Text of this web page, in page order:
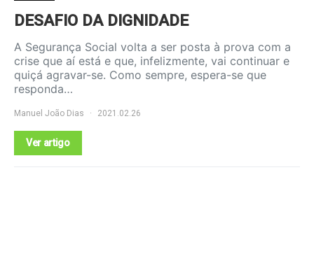
DESAFIO DA DIGNIDADE
A Segurança Social volta a ser posta à prova com a
crise que aí está e que, infelizmente, vai continuar e
quiçá agravar-se. Como sempre, espera-se que
responda…
Manuel João Dias 2021.02.26
Ver artigo